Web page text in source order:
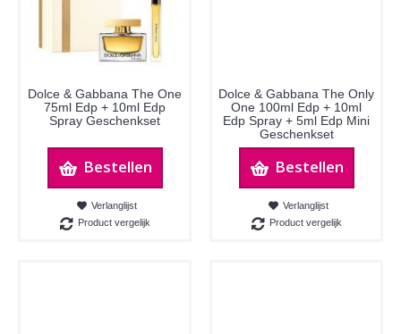
Dolce & Gabbana The One
75ml Edp + 10ml Edp
Spray Geschenkset
Bestellen
Verlanglijst
Product vergelijk
Dolce & Gabbana The Only
One 100ml Edp + 10ml
Edp Spray + 5ml Edp Mini
Geschenkset
Bestellen
Verlanglijst
Product vergelijk